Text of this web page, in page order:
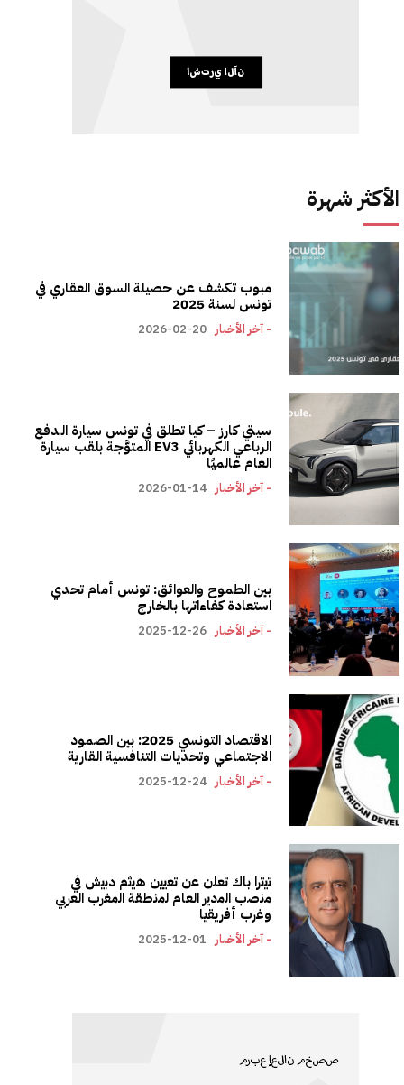
الأكثر شهرة
مبوب تكشف عن حصيلة السوق العقاري في
تونس لسنة 2025
- آخر الأخبار 2026-02-20
سيتي كارز – كيا تطلق في تونس سيارة الـدفع
الرباعي الكهربائي EV3 المتوَّجة بلقب سيارة
العام عالميًا
- آخر الأخبار 2026-01-14
بين الطموح والعوائق: تونس أمام تحدي
استعادة كفاءاتها بالخارج
- آخر الأخبار 2025-12-26
الاقتصاد التونسي 2025: بين الصمود
الاجتماعي وتحديات التنافسية القارية
- آخر الأخبار 2025-12-24
ﺗﯾﺗرا ﺑﺎك ﺗﻌﻠن ﻋن ﺗﻌﯾﯾن ھﯾﺛم دﺑﯾش ﻓﻲ
ﻣﻧﺻب اﻟﻣدﯾر اﻟﻌﺎم ﻟﻣﻧطﻘﺔ اﻟﻣﻐرب اﻟﻌرﺑﻲ
وﻏرب أﻓرﯾﻘﯾﺎ
- آخر الأخبار 2025-12-01